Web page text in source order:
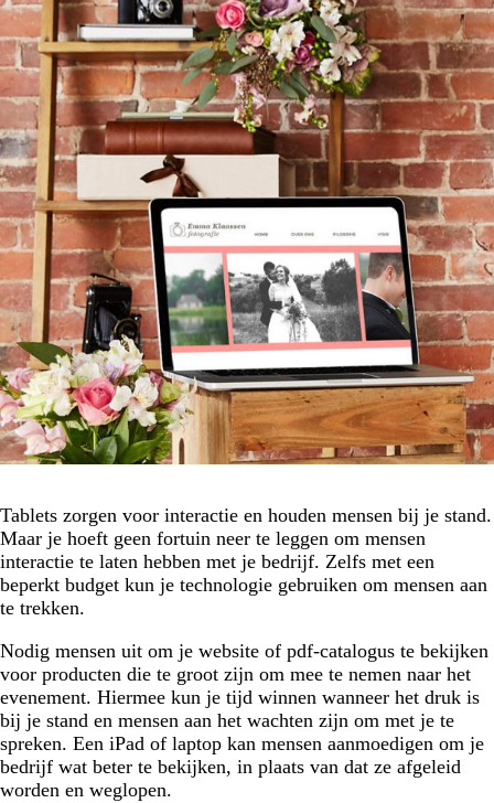
Tablets zorgen voor interactie en houden mensen bij je stand.
Maar je hoeft geen fortuin neer te leggen om mensen
interactie te laten hebben met je bedrijf. Zelfs met een
beperkt budget kun je technologie gebruiken om mensen aan
te trekken.
Nodig mensen uit om je website of pdf-catalogus te bekijken
voor producten die te groot zijn om mee te nemen naar het
evenement. Hiermee kun je tijd winnen wanneer het druk is
bij je stand en mensen aan het wachten zijn om met je te
spreken. Een iPad of laptop kan mensen aanmoedigen om je
bedrijf wat beter te bekijken, in plaats van dat ze afgeleid
worden en weglopen.